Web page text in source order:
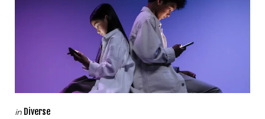
Categories
Posted
in Diverse